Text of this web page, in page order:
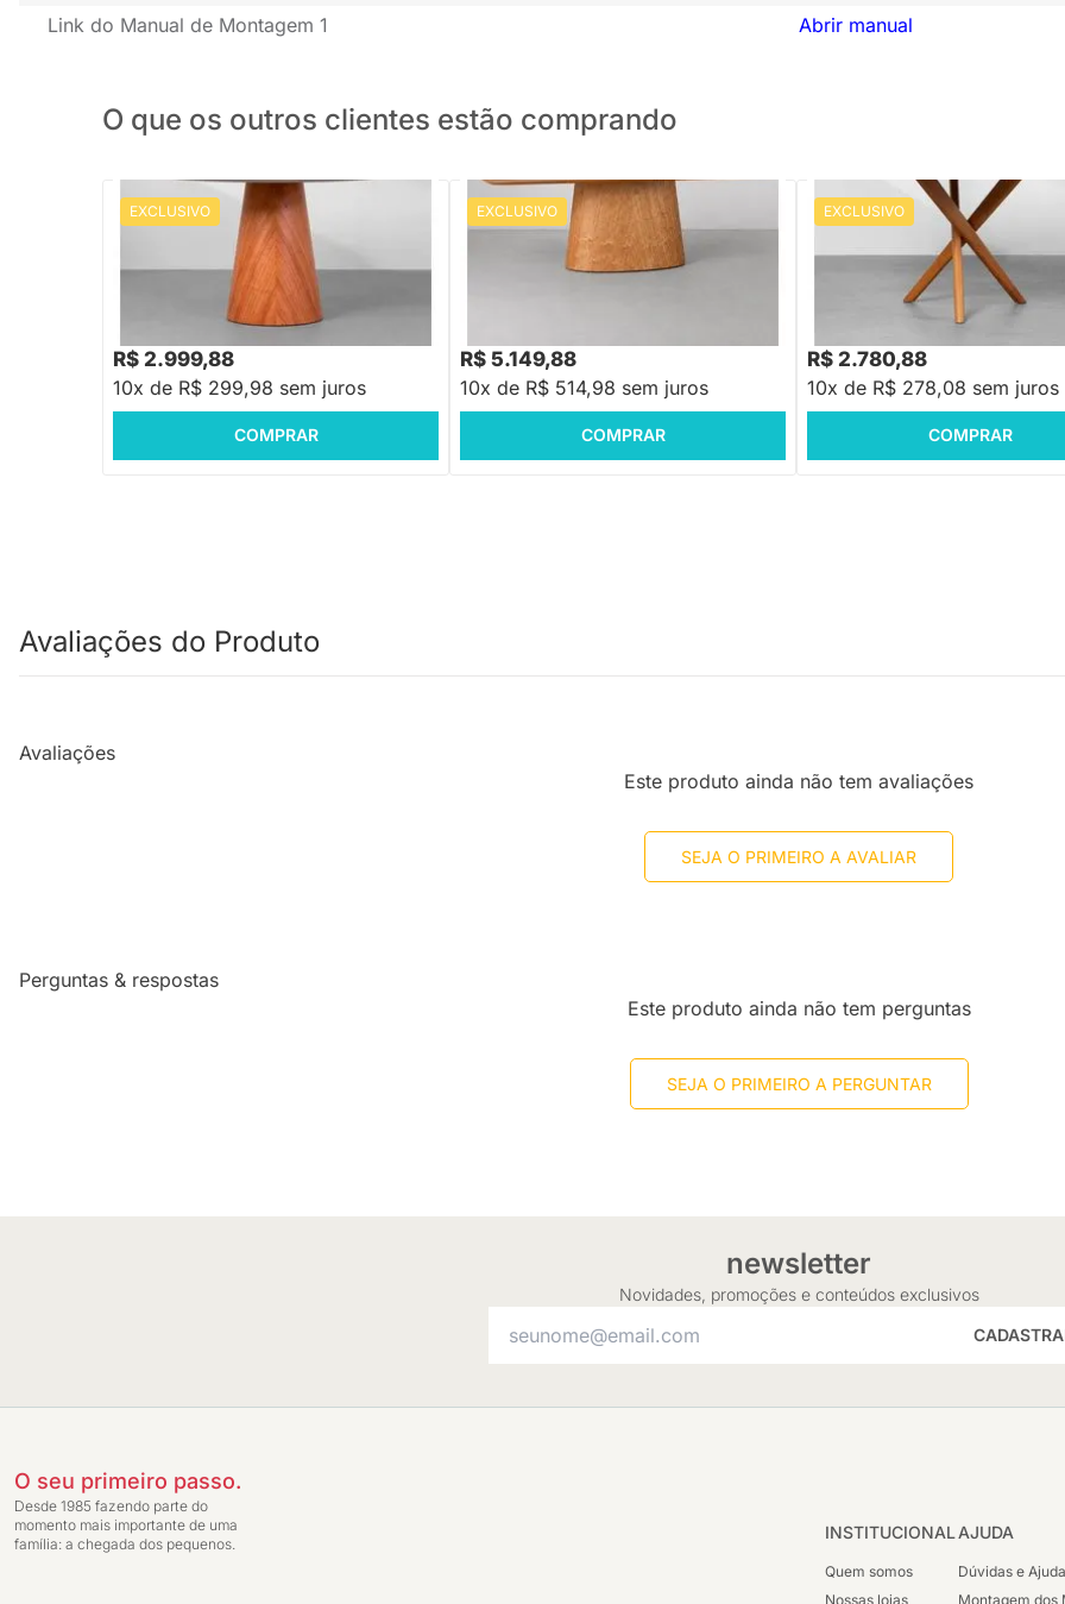
Link do Manual de Montagem 1
Abrir manual
O que os outros clientes estão comprando
EXCLUSIVO PRONTA ENTREGA
Mesa de Jantar Daddi Redonda Vidro Off
R$ 2.999,88
10x de R$ 299,98 sem juros
COMPRAR
EXCLUSIVO PRONTA ENTREGA
Mesa de Jantar Tarsila Retangular
R$ 5.149,88
10x de R$ 514,98 sem juros
COMPRAR
EXCLUSIVO
Mesa de Jantar Thai Redonda
Americano - 1,35m
R$ 2.780,88
10x de R$ 278,08 sem juros
COMPRAR
Avaliações do Produto
Avaliações
Este produto ainda não tem avaliações
SEJA O PRIMEIRO A AVALIAR
Perguntas & respostas
Este produto ainda não tem perguntas
SEJA O PRIMEIRO A PERGUNTAR
newsletter
Novidades, promoções e conteúdos exclusivos
O seu primeiro passo.
Desde 1985 fazendo parte do
momento mais importante de uma
família: a chegada dos pequenos.
INSTITUCIONAL
Quem somos
Nossas lojas
AJUDA
Dúvidas e
Montagem dos